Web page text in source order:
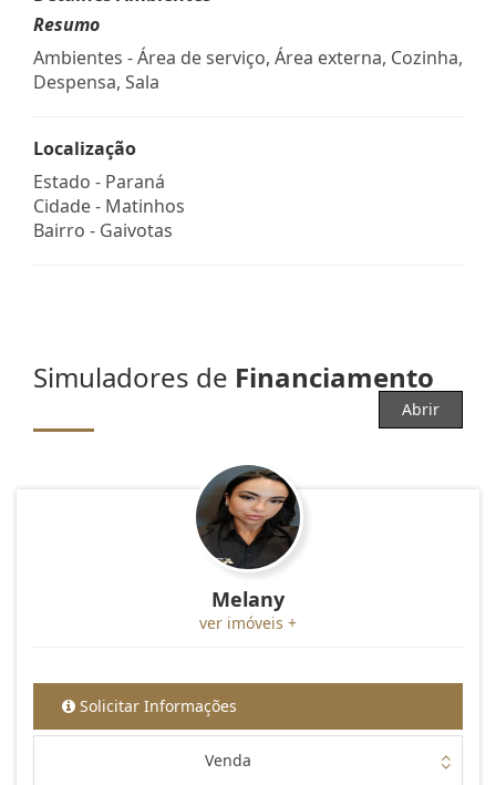
Resumo
Ambientes - Área de serviço, Área externa, Cozinha,
Despensa, Sala
Localização
Estado - Paraná
Cidade - Matinhos
Bairro - Gaivotas
Simuladores de Financiamento
Abrir
Melany
ver imóveis +
Solicitar Informações
Venda